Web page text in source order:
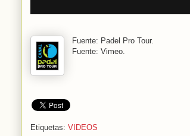
Fuente: Padel Pro Tour.
Fuente: Vimeo.
Etiquetas: VIDEOS